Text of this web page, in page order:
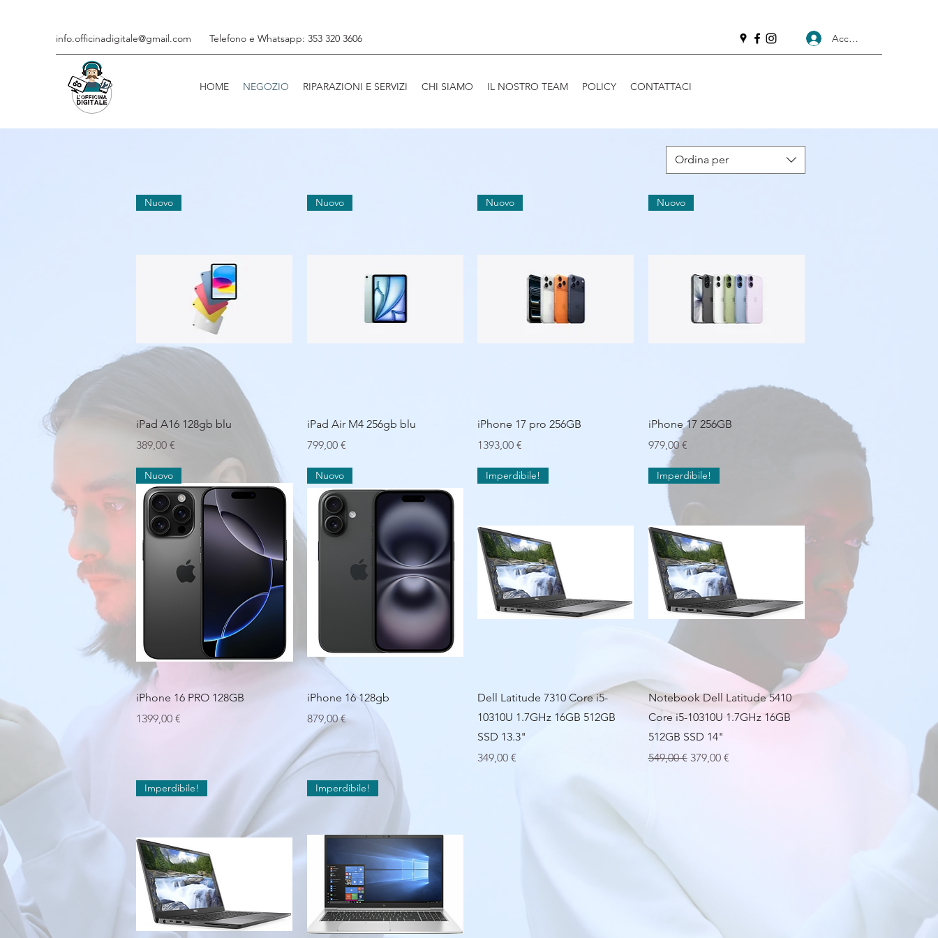
info.officinadigitale@gmail.com Telefono e Whatsapp: 353 320 3606 Accedi
HOME NEGOZIO RIPARAZIONI E SERVIZI CHI SIAMO IL NOSTRO TEAM POLICY CONTATTACI
Ordina per
Vista rapida
Nuovo
iPad A16 128gb blu
Prezzo
389,00 €
Vista rapida
Nuovo
iPad Air M4 256gb blu
Prezzo
799,00 €
Vista rapida
Nuovo
iPhone 17 pro 256GB
Prezzo
1393,00 €
Vista rapida
Nuovo
iPhone 17 256GB
Prezzo
979,00 €
Vista rapida
Nuovo
iPhone 16 PRO 128GB
Prezzo
1399,00 €
Vista rapida
Nuovo
iPhone 16 128gb
Prezzo
879,00 €
Vista rapida
Imperdibile!
Dell Latitude 7310 Core i5-
10310U 1.7GHz 16GB 512GB
SSD 13.3"
Prezzo
349,00 €
Vista rapida
Imperdibile!
Notebook Dell Latitude 5410
Core i5-10310U 1.7GHz 16GB
512GB SSD 14"
Prezzo regolare
549,00 € Prezzo scontato
379,00 €
Imperdibile! Imperdibile!